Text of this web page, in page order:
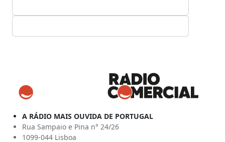
A RÁDIO MAIS OUVIDA DE PORTUGAL
Rua Sampaio e Pina n° 24/26
1099-044 Lisboa